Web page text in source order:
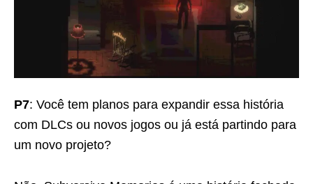
P7: Você tem planos para expandir essa história
com DLCs ou novos jogos ou já está partindo para
um novo projeto?